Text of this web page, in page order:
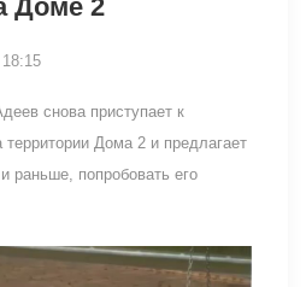
Доме 2
снова приступает к
Дома 2 и предлагает
раньше, попробовать его